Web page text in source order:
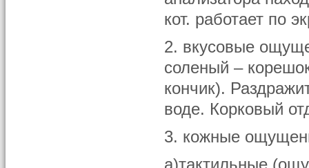
кот. работает по
2. вкусовые
соленый –
кончик).
воде. Корковый
3. кожные